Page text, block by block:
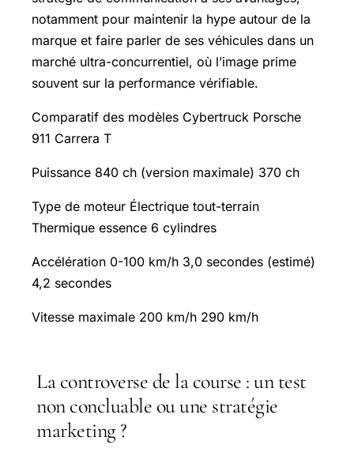
notamment pour maintenir la hype autour de la
marque et faire parler de ses véhicules dans un
marché ultra-concurrentiel, où l’image prime
souvent sur la performance vérifiable.
Comparatif des modèles Cybertruck Porsche
911 Carrera T
Puissance 840 ch (version maximale) 370 ch
Type de moteur Électrique tout-terrain
Thermique essence 6 cylindres
Accélération 0-100 km/h 3,0 secondes (estimé)
4,2 secondes
Vitesse maximale 200 km/h 290 km/h
La controverse de la course : un test
non concluable ou une stratégie
marketing ?